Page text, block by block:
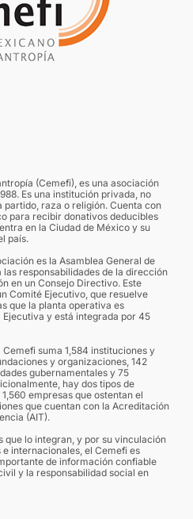
(Cemefi), es una asociación
Es una institución privada, no
raza o religión. Cuenta con
para recibir donativos deducibles
en la Ciudad de México y su
país.
es la Asamblea General de
las responsabilidades de la dirección
en un Consejo Directivo. Este
Comité Ejecutivo, que resuelve
que la planta operativa es
y está integrada por 45
suma 1,584 instituciones y
y organizaciones, 142
gubernamentales y 75
hay dos tipos de
empresas que ostentan el
que cuentan con la Acreditación
(AIT).
que lo integran, y por su vinculación
internacionales, el Cemefi es
de información confiable
y la responsabilidad social en